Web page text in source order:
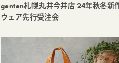
genten札幌丸井今井店 24年秋冬新
ウェア先行受注会